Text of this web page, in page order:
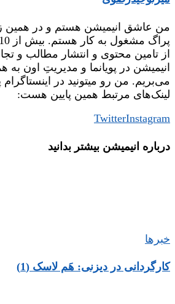
من عاشق انیمیشن هستم و در همین
از تامین محتوی و انتشار مطالب و
انیمیشن در پویانما و مدیریتِ اون به
می‌بریم. من رو میتونید در اینستاگرام
لینک‌های مرتبط همین پایین هست:
TwitterInstagram
درباره‌ انیمیشن بیشتر بدانید
خبرها
کارگردانی در دیزنی: هَم لاسک (1)